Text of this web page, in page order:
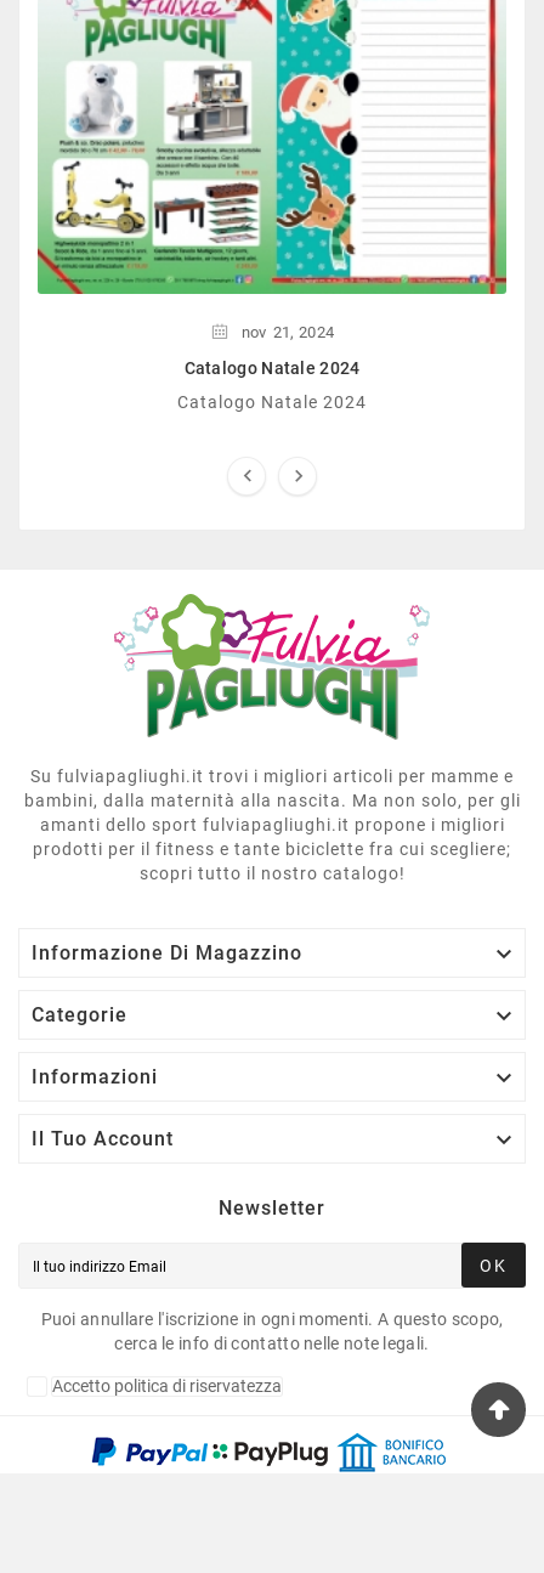
nov 21, 2024
Catalogo Natale 2024
Catalogo Natale 2024
 
Su fulviapagliughi.it trovi i migliori articoli per mamme e
bambini, dalla maternità alla nascita. Ma non solo, per gli
amanti dello sport fulviapagliughi.it propone i migliori
prodotti per il fitness e tante biciclette fra cui scegliere;
scopri tutto il nostro catalogo!
Informazione Di Magazzino 
Categorie 
Informazioni 
Il Tuo Account 
Newsletter
OK
Puoi annullare l'iscrizione in ogni momenti. A questo scopo,
cerca le info di contatto nelle note legali.
Accetto politica di riservatezza